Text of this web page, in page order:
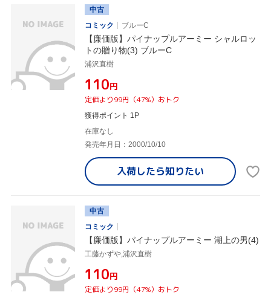
中古
コミック
ブルーC
【廉価版】パイナップルアーミー シャルロッ
トの贈り物(3) ブルーC
浦沢直樹
¥110円
定価より99円（47%）おトク
獲得ポイント 1P
在庫なし
発売年月日：2000/10/10
入荷したら知りたい
中古
コミック
【廉価版】パイナップルアーミー 湖上の男(4)
工藤かずや,浦沢直樹
¥110円
定価より99円（47%）おトク